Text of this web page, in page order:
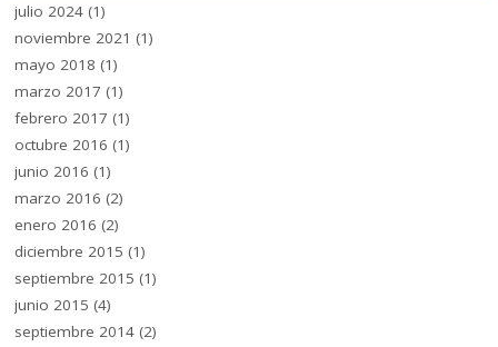
julio 2024 (1)
noviembre 2021 (1)
mayo 2018 (1)
marzo 2017 (1)
febrero 2017 (1)
octubre 2016 (1)
junio 2016 (1)
marzo 2016 (2)
enero 2016 (2)
diciembre 2015 (1)
septiembre 2015 (1)
junio 2015 (4)
septiembre 2014 (2)